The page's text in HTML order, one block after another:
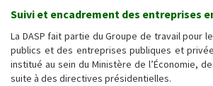
Suivi et encadrement des entreprises
La DASP fait partie du Groupe de travail pour
publics et des entreprises publiques et
institué au sein du Ministère de l’Économie,
suite à des directives présidentielles.